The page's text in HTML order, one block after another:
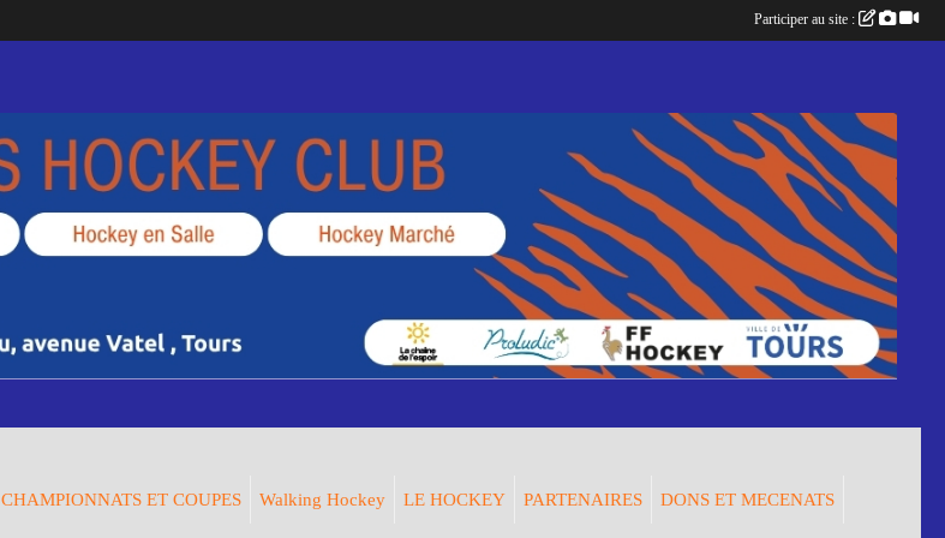
CHAMPIONNATS ET COUPES Walking Hockey LE HOCKEY PARTENAIRES DONS ET MECENATS
Participer au site :